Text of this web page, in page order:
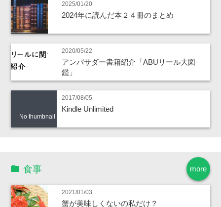
2025/01/20
2024年に読んだ本２４冊のまとめ
2020/05/22
アンバサダー書籍紹介「ABUリール大図
鑑」
No thumbnail
2017/08/05
Kindle Unlimited
more
食事
2021/01/03
蟹が美味しくないの私だけ？